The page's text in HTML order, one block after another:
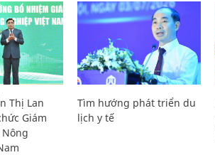
Thị Lan
Giám
Tìm hướng phát triển du
lịch y tế